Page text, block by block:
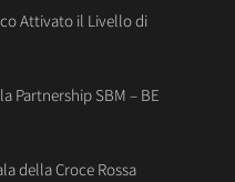
Attivato il Livello di
Partnership SBM – BE
della Croce Rossa